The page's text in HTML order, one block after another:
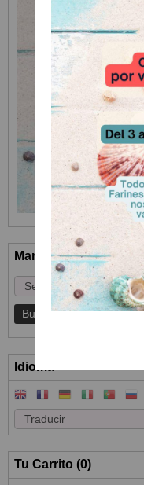
Marcas
Idioma
Tu Carrito (0)